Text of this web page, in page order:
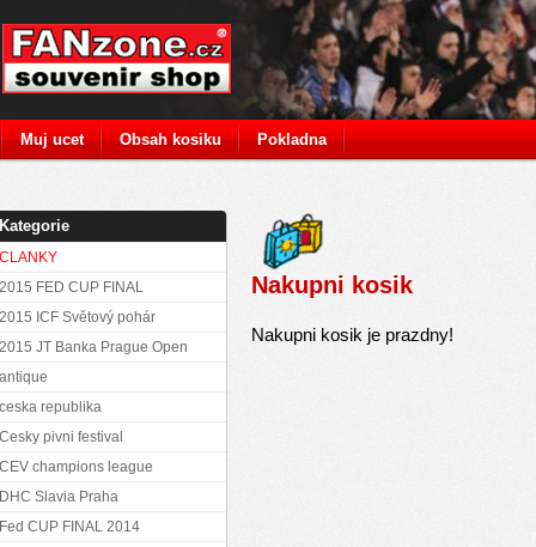
Nakupni kosik
Nakupni kosik je prazdny!
Kategorie
CLANKY
2015 FED CUP FINAL
2015 ICF Světový pohár
2015 JT Banka Prague Open
antique
ceska republika
Cesky pivni festival
CEV champions league
DHC Slavia Praha
Fed CUP FINAL 2014
Muj ucet Obsah kosiku Pokladna